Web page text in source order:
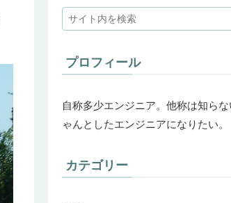
プロフィール
自称多少エンジニア。他称は知ら
ゃんとしたエンジニアになりたい。
カテゴリー